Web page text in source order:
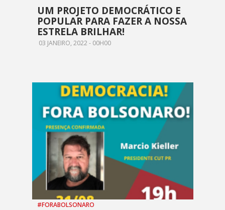
UM PROJETO DEMOCRÁTICO E
POPULAR PARA FAZER A NOSSA
ESTRELA BRILHAR!
03 JANEIRO, 2022 - 00H00
#FORABOLSONARO